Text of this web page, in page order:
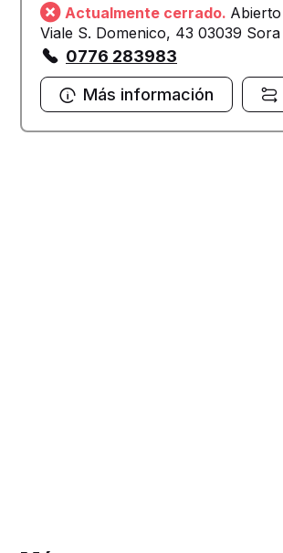
Actualmente cerrado.
Viale S. Domenico, 43 03039 Sora
0776 283983
Más información